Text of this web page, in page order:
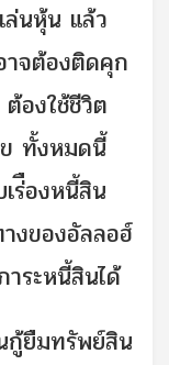
ล่นหุ้น แล้ว
จต้องติดคุก
องใช้ชีวิต
ข ทั้งหมดนี้
ร่ืองหนี้สิน
งของอัลลอฮ์
ระหนี้สินได้
กู้ยืมทรัพย์สิน